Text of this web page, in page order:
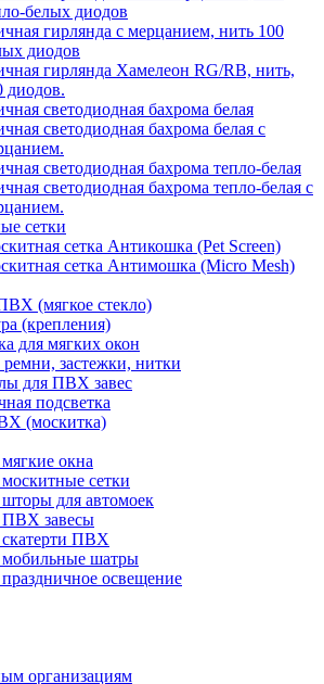
белых диодов
гирлянда с мерцанием, нить 100
диодов
гирлянда Хамелеон RG/RB, нить,
диодов.
светодиодная бахрома белая
светодиодная бахрома белая с
светодиодная бахрома тепло-белая
светодиодная бахрома тепло-белая с
сетки
сетка Антикошка (Pet Screen)
сетка Антимошка (Micro Mesh)
(мягкое стекло)
(крепления)
для мягких окон
застежки, нитки
для ПВХ завес
подсветка
(москитка)
окна
сетки
для автомоек
завесы
ПВХ
шатры
освещение
организациям